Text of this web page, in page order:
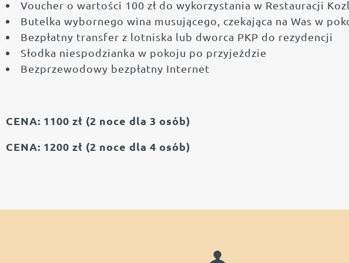
POKOJE
RESTAURACJA W CENTRUM
Voucher o wartości 100 zł do wykorzystania w Restauracji
Butelka wybornego wina musującego, czekająca na Was w
Bezpłatny transfer z lotniska lub dworca PKP do rezydencji
Słodka niespodzianka w pokoju po przyjeździe
Bezprzewodowy bezpłatny Internet
CENA: 1100 zł (2 noce dla 3 osób)
CENA: 1200 zł (2 noce dla 4 osób)